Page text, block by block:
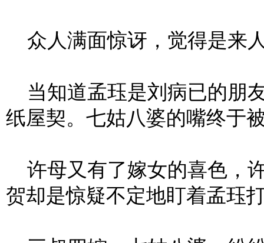
众人满面惊讶，觉得是来
当知道孟珏是刘病已的朋
纸屋契。七姑八婆的嘴终于
许母又有了嫁女的喜色，
贺却是惊疑不定地盯着孟珏